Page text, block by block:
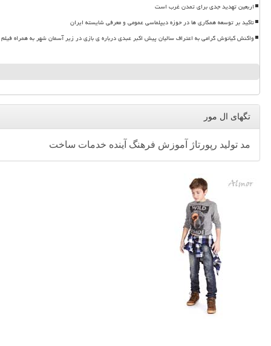
اربعین تهدید جدی برای تمدن غرب است
تاکید بر توسعه همکاری ها در حوزه دیپلماسی عمومی و معرفی شایسته ایران
واکنش کیانوش گرامی به اعتراف سالیان پیش اکبر عبدی درباره ی بازی در زیر آسمان شهر به همراه فیلم
تگهای ال مور
مد تولید رپورتاژ آموزش فرهنگ آینده خدمات ساخت